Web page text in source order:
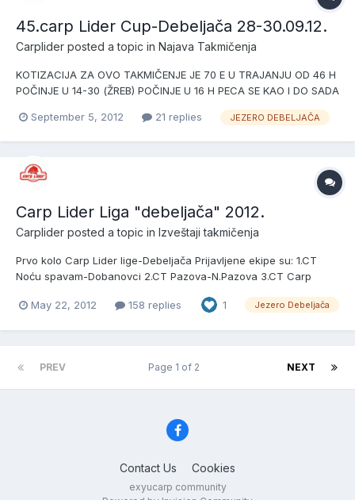
45.carp Lider Cup-Debeljača 28-30.09.12.
Carplider posted a topic in Najava Takmičenja
KOTIZACIJA ZA OVO TAKMIČENJE JE 70 E U TRAJANJU OD 46 H
POČINJE U 14-30 (ŽREB) POČINJE U 16 H PECA SE KAO I DO SADA
September 5, 2012
21 replies JEZERO DEBELJAČA
Carp Lider Liga "debeljača" 2012.
Carplider posted a topic in Izveštaji takmičenja
Prvo kolo Carp Lider lige-Debeljača Prijavljene ekipe su: 1.CT
Noću spavam-Dobanovci 2.CT Pazova-N.Pazova 3.CT Carp
Milenković-Pančevo 6.CT BD Elitee-Krnjača 7.CT Max-Inđija 8.CT
May 22, 2012 158 replies 1 Jezero Debeljača
PREV NEXT
Page 1 of 2
Contact Us Cookies
exyucarp community